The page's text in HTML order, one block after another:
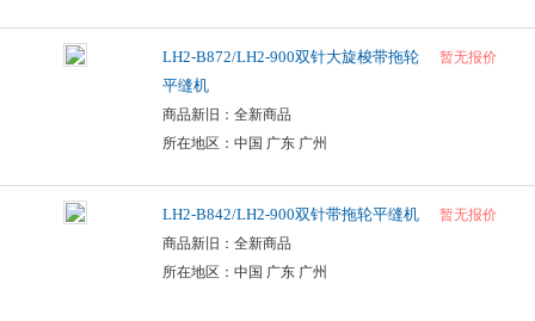
LH2-B872/LH2-900双针大旋梭带拖轮
平缝机
商品新旧：全新商品
所在地区：中国 广东 广州
暂无报价
LH2-B842/LH2-900双针带拖轮平缝机
商品新旧：全新商品
所在地区：中国 广东 广州
暂无报价